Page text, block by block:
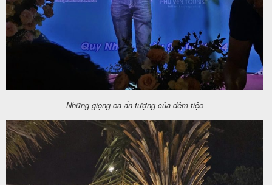
Những giọng ca ấn tượng của đêm tiệc